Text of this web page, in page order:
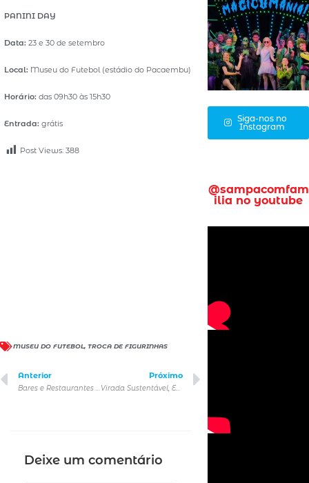
PANINI DAY
Data: 23 e 30 de setembro
Local: Museu do Futebol (estádio do Pacaembu)
Horário: das 09h30 às 15h30
Entrada: grátis
Post Views: 388
MUSEU DO FUTEBOL, TROCA DE FIGURINHAS
Anterior Próximo
Virada Sustentável, Espetáculo Preta de Neve e FLI – Festival Literário são destaques nos Espaços culturais do Governo do Estado de SP
Deixe um comentário
Siga-nos no
Instagram
@sampacomfam
ilia no youtube